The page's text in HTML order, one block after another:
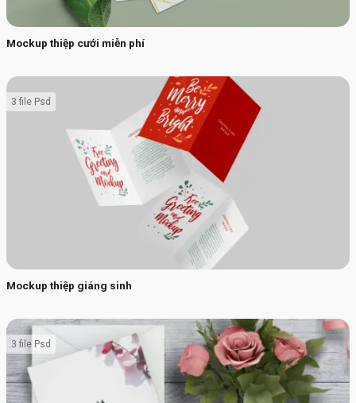
Mockup thiệp cưới miễn phí
Mockup thiệp giáng sinh
3 file Psd
3 file Psd